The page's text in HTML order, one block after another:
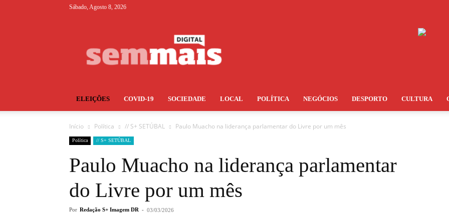
Sábado, Agosto 8, 2026
ELEIÇÕES COVID-19 SOCIEDADE LOCAL POLÍTICA NEGÓCIOS DESPORTO CULTURA
Início Política // S+ SETÚBAL Paulo Muacho na liderança parlamentar do Livre por um mês
Política // S+ SETÚBAL
Paulo Muacho na liderança parlamentar
do Livre por um mês
Por Redação S+ Imagem DR - 03/03/2026